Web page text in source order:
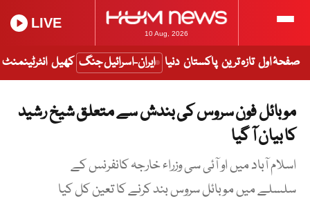
10 Aug, 2026
LIVE
صفحۂ اول تازہ ترین پاکستان دنیا ایران-اسرائیل جنگ کھیل انٹرٹینمنٹ
موبائل فون سروس کی بندش سے متعلق شیخ رشید
کا بیان آ گیا
اسلام آباد میں او آئی سی وزراء خارجہ کانفرنس کے
سلسلے میں موبائل سروس بند کرنے کا تعین کل کیا